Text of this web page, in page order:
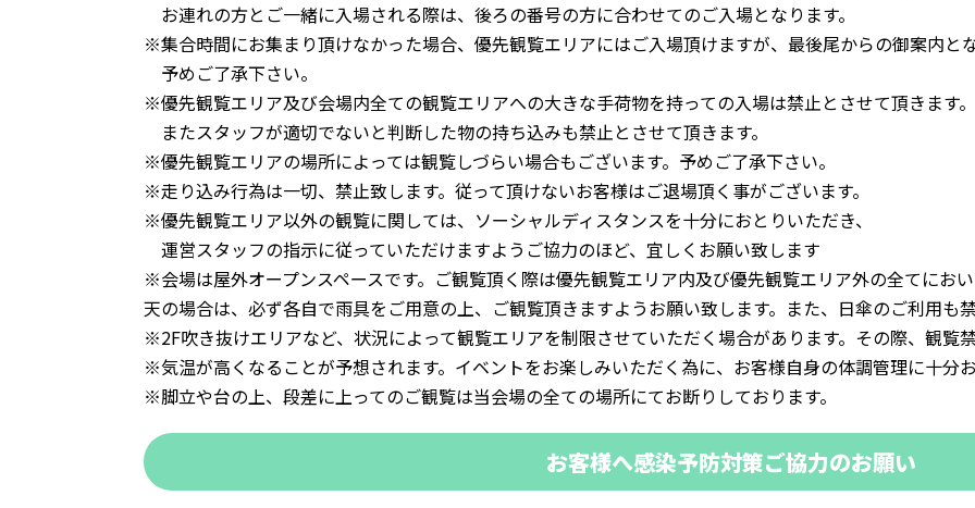
お連れの方とご一緒に入場される際は、後ろの番号の方に合わせてのご入場となります。
※集合時間にお集まり頂けなかった場合、優先観覧エリアにはご入場頂けますが、最後尾からの御案内と
予めご了承下さい。
※優先観覧エリア及び会場内全ての観覧エリアへの大きな手荷物を持っての入場は禁止とさせて頂きます。
またスタッフが適切でないと判断した物の持ち込みも禁止とさせて頂きます。
※優先観覧エリアの場所によっては観覧しづらい場合もございます。予めご了承下さい。
※走り込み行為は一切、禁止致します。従って頂けないお客様はご退場頂く事がございます。
※優先観覧エリア以外の観覧に関しては、ソーシャルディスタンスを十分におとりいただき、
運営スタッフの指示に従っていただけますようご協力のほど、宜しくお願い致します
※会場は屋外オープンスペースです。ご観覧頂く際は優先観覧エリア内及び優先観覧エリア外の全てにお
天の場合は、必ず各自で雨具をご用意の上、ご観覧頂きますようお願い致します。また、日傘のご利用も
※2F吹き抜けエリアなど、状況によって観覧エリアを制限させていただく場合があります。その際、観覧
※気温が高くなることが予想されます。イベントをお楽しみいただく為に、お客様自身の体調管理に十分
※脚立や台の上、段差に上ってのご観覧は当会場の全ての場所にてお断りしております。
お客様へ感染予防対策ご協力のお願い